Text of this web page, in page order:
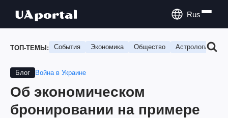
Rus
ТОП-ТЕМЫ: События Экономика Общество Астрология
Блог Война в Украине
Об экономическом
бронировании на примере